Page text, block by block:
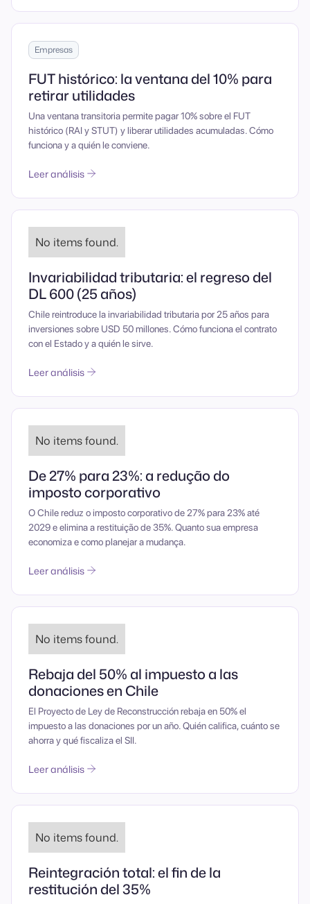
Empresas
FUT histórico: la ventana del 10% para
retirar utilidades
Una ventana transitoria permite pagar 10% sobre el FUT
histórico (RAI y STUT) y liberar utilidades acumuladas. Cómo
funciona y a quién le conviene.
Leer análisis
No items found.
Invariabilidad tributaria: el regreso del
DL 600 (25 años)
Chile reintroduce la invariabilidad tributaria por 25 años para
inversiones sobre USD 50 millones. Cómo funciona el contrato
con el Estado y a quién le sirve.
Leer análisis
No items found.
De 27% para 23%: a redução do
imposto corporativo
O Chile reduz o imposto corporativo de 27% para 23% até
2029 e elimina a restituição de 35%. Quanto sua empresa
economiza e como planejar a mudança.
Leer análisis
No items found.
Rebaja del 50% al impuesto a las
donaciones en Chile
El Proyecto de Ley de Reconstrucción rebaja en 50% el
impuesto a las donaciones por un año. Quién califica, cuánto se
ahorra y qué fiscaliza el SII.
Leer análisis
No items found.
Reintegración total: el fin de la
restitución del 35%